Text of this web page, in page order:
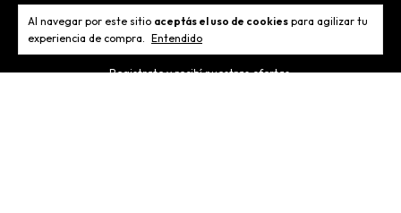
Al navegar por este sitio aceptás el uso de cookies para agilizar tu
experiencia de compra. Entendido
Newsletter
Registrate y recibí nuestras ofertas.